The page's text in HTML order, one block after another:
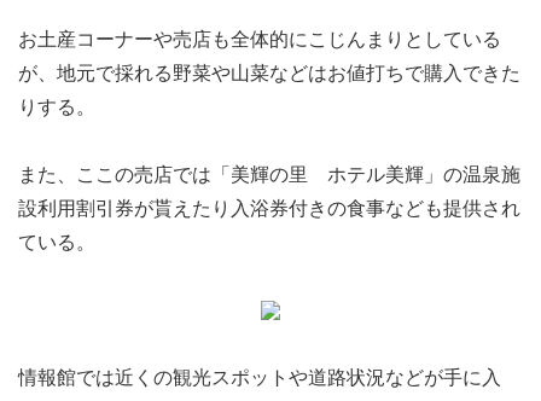
お土産コーナーや売店も全体的にこじんまりとしている
が、地元で採れる野菜や山菜などはお値打ちで購入できた
りする。
また、ここの売店では「美輝の里 ホテル美輝」の温泉施
設利用割引券が貰えたり入浴券付きの食事なども提供され
ている。
情報館では近くの観光スポットや道路状況などが手に入